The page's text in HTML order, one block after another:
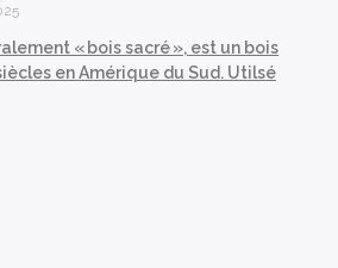
« bois sacré », est un bois
en Amérique du Sud. Utilsé